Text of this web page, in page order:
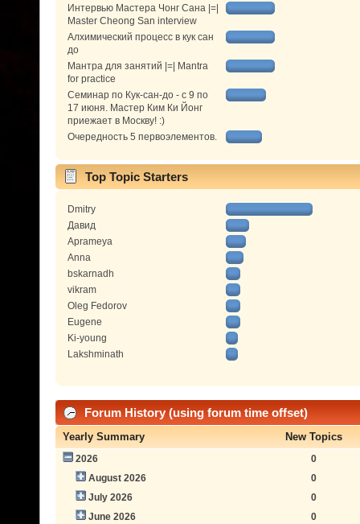
Интервью Мастера Чонг Сана |=|
Master Cheong San interview
Алхимический процесс в кук сан
до
Мантра для занятий |=| Mantra
for practice
Семинар по Кук-сан-до - с 9 по
17 июня. Мастер Ким Ки Йонг
приежает в Москву! :)
Очередность 5 первоэлементов.
Top Topic Starters
Dmitry
Давид
Aprameya
Anna
bskarnadh
vikram
Oleg Fedorov
Eugene
Ki-young
Lakshminath
Forum History (using forum time offset)
Yearly Summary New Topics
2026
0
August 2026
0
July 2026
0
June 2026
0